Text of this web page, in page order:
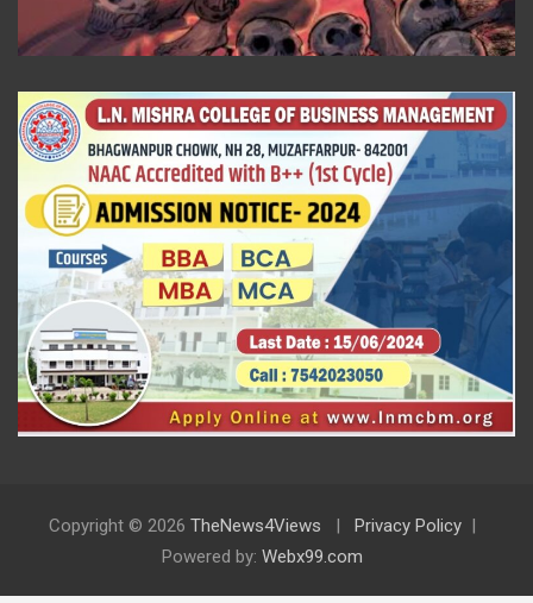
Copyright © 2026 TheNews4Views
Privacy Policy
Powered by: Webx99.com